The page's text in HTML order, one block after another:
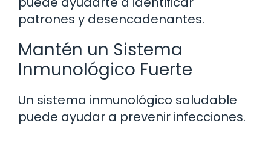
patrones y desencadenantes.
Mantén un Sistema
Inmunológico Fuerte
Un sistema inmunológico saludable
puede ayudar a prevenir infecciones.